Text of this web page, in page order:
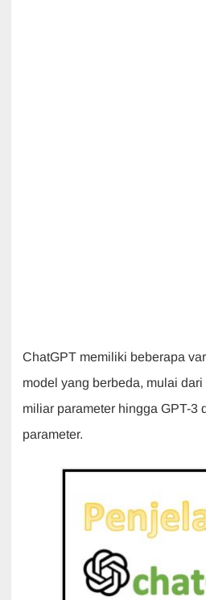
ChatGPT memiliki beberapa
model yang berbeda, mulai
miliar parameter hingga GPT-3
parameter.